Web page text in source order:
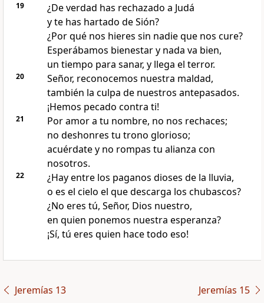
19
¿De verdad has rechazado a Judá
y te has hartado de Sión?
¿Por qué nos hieres sin nadie que nos cure?
Esperábamos bienestar y nada va bien,
un tiempo para sanar, y llega el terror.
20
Señor, reconocemos nuestra maldad,
también la culpa de nuestros antepasados.
¡Hemos pecado contra ti!
21
Por amor a tu nombre, no nos rechaces;
no deshonres tu trono glorioso;
acuérdate y no rompas tu alianza con
nosotros.
22
¿Hay entre los paganos dioses de la lluvia,
o es el cielo el que descarga los chubascos?
¿No eres tú, Señor, Dios nuestro,
en quien ponemos nuestra esperanza?
¡Sí, tú eres quien hace todo eso!
Jeremías 13 Jeremías 15